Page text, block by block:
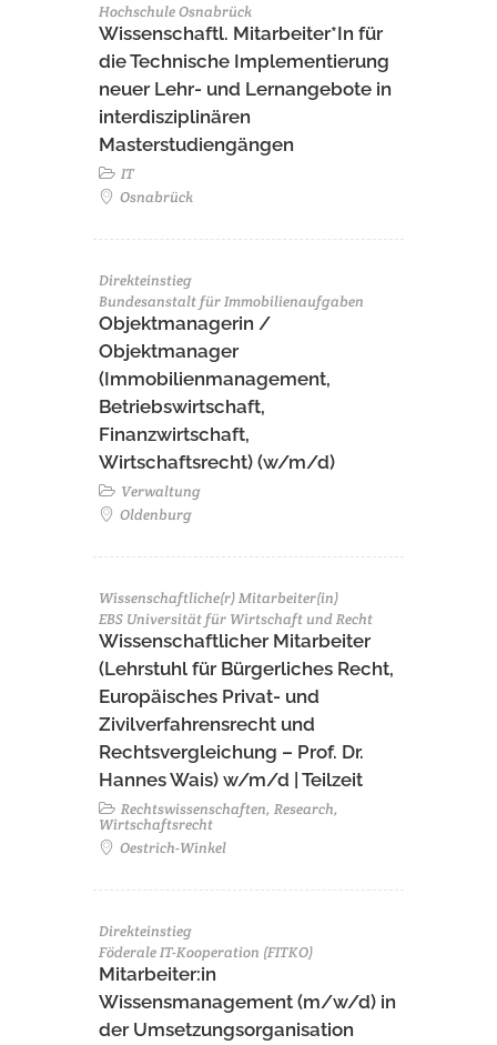
Hochschule Osnabrück
Wissenschaftl. Mitarbeiter*In für
die Technische Implementierung
neuer Lehr- und Lernangebote in
interdisziplinären
Masterstudiengängen
IT
Osnabrück
Direkteinstieg
Bundesanstalt für Immobilienaufgaben
Objektmanagerin /
Objektmanager
(Immobilienmanagement,
Betriebswirtschaft,
Finanzwirtschaft,
Wirtschaftsrecht) (w/m/d)
Verwaltung
Oldenburg
Wissenschaftliche(r) Mitarbeiter(in)
EBS Universität für Wirtschaft und Recht
Wissenschaftlicher Mitarbeiter
(Lehrstuhl für Bürgerliches Recht,
Europäisches Privat- und
Zivilverfahrensrecht und
Rechtsvergleichung – Prof. Dr.
Hannes Wais) w/m/d | Teilzeit
Rechtswissenschaften, Research,
Wirtschaftsrecht
Oestrich-Winkel
Direkteinstieg
Föderale IT-Kooperation (FITKO)
Mitarbeiter:in
Wissensmanagement (m/w/d) in
der Umsetzungsorganisation